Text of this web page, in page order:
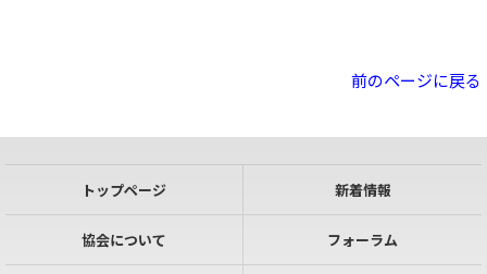
前のページに戻る
トップページ 新着情報
協会について フォーラム